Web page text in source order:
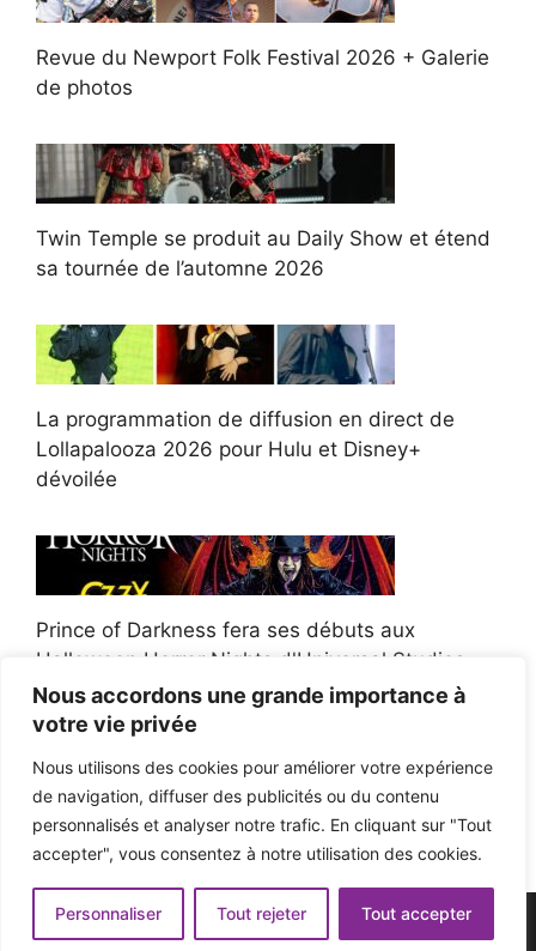
Nous accordons une grande importance à
votre vie privée
Nous utilisons des cookies pour améliorer votre expérience
de navigation, diffuser des publicités ou du contenu
personnalisés et analyser notre trafic. En cliquant sur "Tout
accepter", vous consentez à notre utilisation des cookies.
Personnaliser Tout rejeter Tout accepter
Revue du Newport Folk Festival 2026 + Galerie
de photos
Twin Temple se produit au Daily Show et étend
sa tournée de l’automne 2026
La programmation de diffusion en direct de
Lollapalooza 2026 pour Hulu et Disney+
dévoilée
Prince of Darkness fera ses débuts aux
Halloween Horror Nights d'Universal Studios
Afroman poursuit un policier de l'Ohio après la
victoire du jury en diffamation
© 2026 - Pop'n Music -